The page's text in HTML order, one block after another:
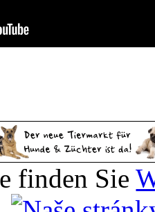
finden Sie